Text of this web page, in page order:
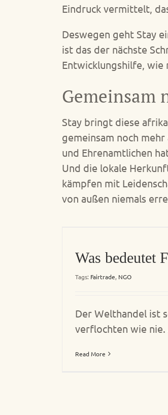
Eindruck vermittelt,
Deswegen geht Stay
ist das der nächste
Entwicklungshilfe, wie
Gemeinsam
Stay bringt diese
gemeinsam noch
und Ehrenamtlichen
Und die lokale
kämpfen mit
von außen niemals
Was bedeutet
Tags: Fairtrade, NGO
Der Welthandel ist
verflochten wie nie.
Read More